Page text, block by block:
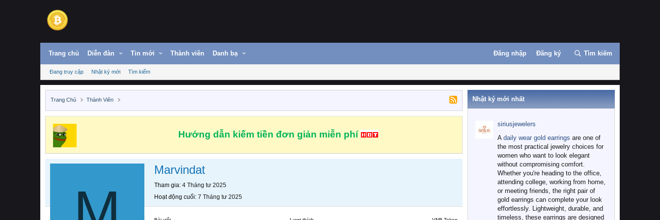
Trang chủ Diễn đàn Tin mới Thành viên Danh bạ Đăng nhập Đăng ký Tìm kiếm
Đang truy cập Nhật ký mới Tìm kiếm
Trang Chủ Thành Viên
Hướng dẫn kiếm tiền đơn giản miễn phí
Marvindat
Tham gia 4 Tháng tư 2025
Hoạt động cuối 7 Tháng tư 2025
Nhật ký mới nhất
siriusjewelers
A daily wear gold earrings are one of
the most practical jewelry choices for
women who want to look elegant
without compromising comfort.
Whether you're heading to the office,
attending college, working from home,
or meeting friends, the right pair of
gold earrings can complete your look
effortlessly. Lightweight, durable, and
timeless, these earrings are designed